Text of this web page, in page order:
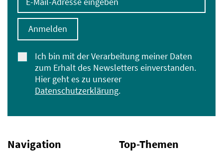
Ich bin mit der Verarbeitung meiner Daten
zum Erhalt des Newsletters einverstanden.
Hier geht es zu unserer
Datenschutzerklärung.
Anmelden
Navigation Top-Themen